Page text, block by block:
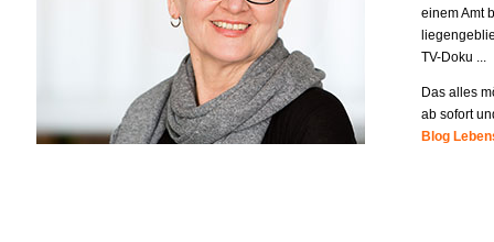
einem Amt
TV-Doku ...
Das alles
ab sofort
Blog